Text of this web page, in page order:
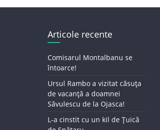
Articole recente
Comisarul Montalbanu se
întoarce!
Ursul Rambo a vizitat căsuța
de vacanță a doamnei
Săvulescu de la Ojasca!
L-a cinstit cu un kil de Țuică